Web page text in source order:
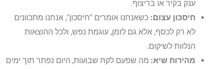
ענק בקיר או בריצוף.
חיסכון עצום: כשאנחנו אומרים "חיסכון", אנחנו מתכוונים
לא רק לכסף, אלא גם לזמן, עוגמת נפש, ולכל ההוצאות
הנלוות לשיקום.
מהירות שיא: מה שפעם לקח שבועות, היום נפתר תוך ימים